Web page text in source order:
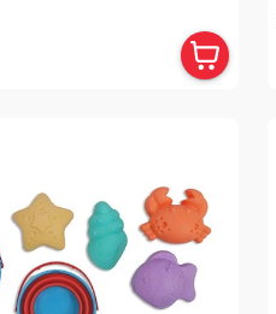
Les
Produits
(22)